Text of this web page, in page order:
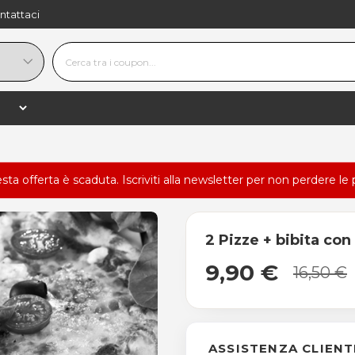
offerta è scaduta. Iscriviti alla newsletter per non perdere le
2 Pizze + bibita
9,90 € 16,50 €
ASSISTENZA